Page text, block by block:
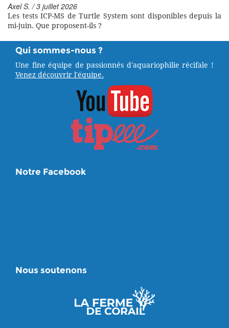
Axel S. / 3 juillet 2026
Les tests ICP-MS de Turtle System sont disponibles depuis la
mi-juin. Que proposent-ils ?
Qui sommes-nous ?
Une fine équipe de passionnés d'aquariophilie récifale !
Venez découvrir l'équipe.
Notre Facebook
Nous soutenons